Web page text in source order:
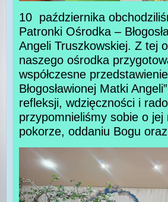
10 października
Patronki Ośrodka –
Angeli Truszkowskiej. Z tej
naszego ośrodka
współczesne
Błogosławionej Matki
refleksji, wdzięczności i
przypomnieliśmy sobie o jej
pokorze, oddaniu Bogu